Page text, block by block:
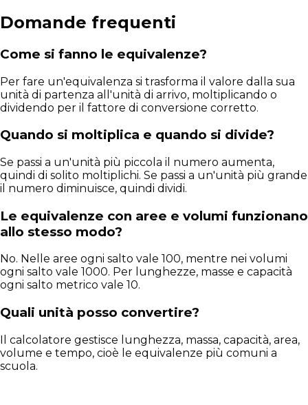
Domande frequenti
Come si fanno le equivalenze?
Per fare un'equivalenza si trasforma il valore dalla sua
unità di partenza all'unità di arrivo, moltiplicando o
dividendo per il fattore di conversione corretto.
Quando si moltiplica e quando si divide?
Se passi a un'unità più piccola il numero aumenta,
quindi di solito moltiplichi. Se passi a un'unità più grande
il numero diminuisce, quindi dividi.
Le equivalenze con aree e volumi funzionano
allo stesso modo?
No. Nelle aree ogni salto vale 100, mentre nei volumi
ogni salto vale 1000. Per lunghezze, masse e capacità
ogni salto metrico vale 10.
Quali unità posso convertire?
Il calcolatore gestisce lunghezza, massa, capacità, area,
volume e tempo, cioè le equivalenze più comuni a
scuola.